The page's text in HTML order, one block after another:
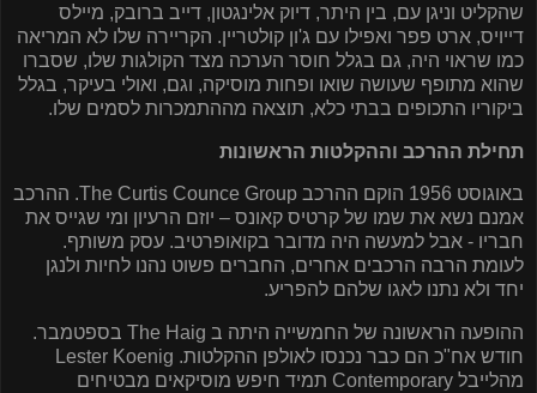
שהקליט וניגן עם, בין היתר, דיוק אלינגטון, דייב ברובק, מיילס
דייויס, ארט פפר ואפילו עם ג'ון קולטריין. הקריירה שלו לא המריאה
כמו שראוי היה, גם בגלל חוסר הערכה מצד הקולגות שלו, שסברו
שהוא מתופף שעושה שואו ופחות מוסיקה, וגם, ואולי בעיקר, בגלל
ביקוריו התכופים בבתי כלא, תוצאה מההתמכרות לסמים שלו.
תחילת ההרכב וההקלטות הראשונות
באוגוסט 1956 הוקם ההרכב The Curtis Counce Group. ההרכב
אמנם נשא את שמו של קרטיס קאונס – יוזם הרעיון ומי שגייס את
חבריו - אבל למעשה היה מדובר בקואופרטיב. עסק משותף.
לעומת הרבה הרכבים אחרים, החברים פשוט נהנו לחיות ולנגן
יחד ולא נתנו לאגו שלהם להפריע.
ההופעה הראשונה של החמשייה היתה ב The Haig בספטמבר.
חודש אח"כ הם כבר נכנסו לאולפן ההקלטות. Lester Koenig
מהלייבל Contemporary תמיד חיפש מוסיקאים מבטיחים